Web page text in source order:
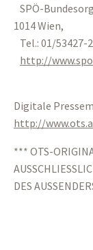
SPÖ-
1014 Wien,
Tel.: 01/53427-
http://
Digitale
http://
*** OTS-
DES